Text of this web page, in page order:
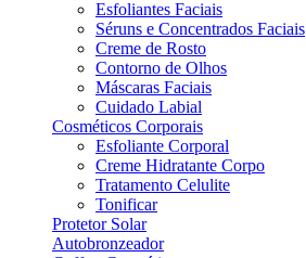
Esfoliantes Faciais
Séruns e Concentrados Faciais
Creme de Rosto
Contorno de Olhos
Máscaras Faciais
Cuidado Labial
Cosméticos Corporais
Esfoliante Corporal
Creme Hidratante Corpo
Tratamento Celulite
Tonificar
Protetor Solar
Autobronzeador